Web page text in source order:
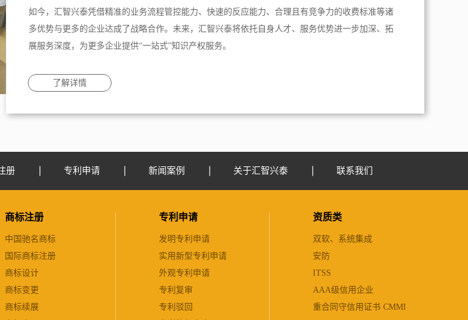
如今，汇智兴泰凭借精准的业务流程管控能力、快速的反应能力、合理且有竞争力的收费标准等诸
多优势与更多的企业达成了战略合作。未来，汇智兴泰将依托自身人才、服务优势进一步加深、拓
展服务深度，为更多企业提供“一站式”知识产权服务。
了解详情
册 专利申请 新闻案例 关于汇智兴泰 联系我们
商标注册
中国驰名商标
国际商标注册
商标设计
商标变更
商标续展
专利申请
发明专利申请
实用新型专利申请
外观专利申请
专利复审
专利驳回
资质类
双软、系统集成
安防
ITSS
AAA级信用企业
重合同守信用证书 CMMI